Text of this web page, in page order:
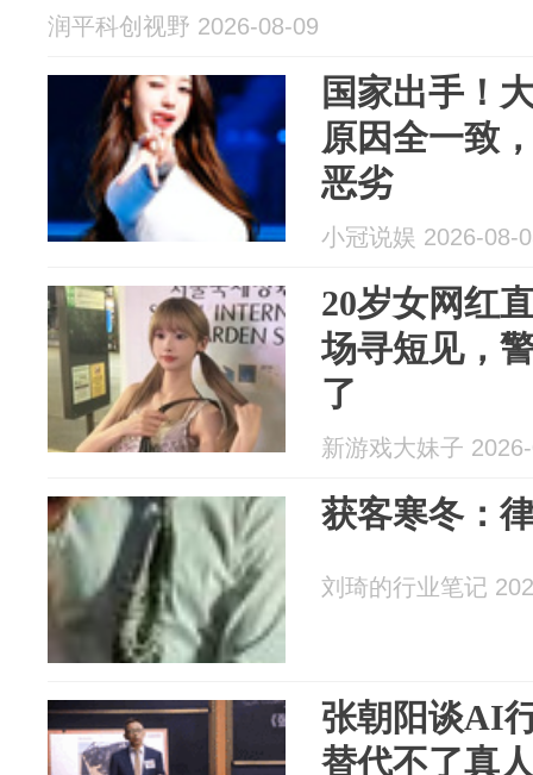
润平科创视野 2026-08-09
国家出手！
原因全一致
恶劣
小冠说娱 2026-08-
20岁女网红
场寻短见，
了
新游戏大妹子
获客寒冬：
刘琦的行业笔记
张朝阳谈AI
替代不了真